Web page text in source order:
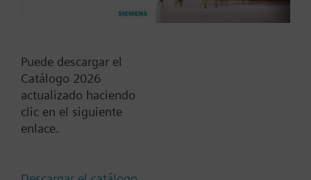
Add to project
Documentos
Puede descargar el
Catálogo 2026
actualizado haciendo
clic en el siguiente
enlace.